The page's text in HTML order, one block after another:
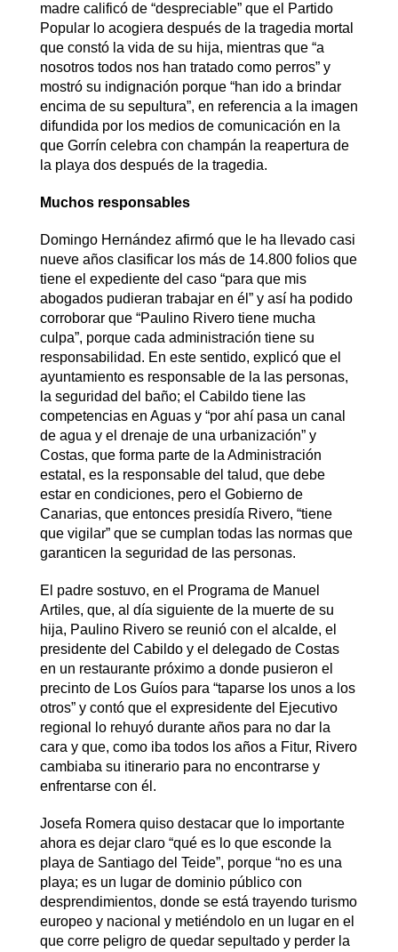
madre calificó de “despreciable” que el Partido
Popular lo acogiera después de la tragedia mortal
que constó la vida de su hija, mientras que “a
nosotros todos nos han tratado como perros” y
mostró su indignación porque “han ido a brindar
encima de su sepultura”, en referencia a la imagen
difundida por los medios de comunicación en la
que Gorrín celebra con champán la reapertura de
la playa dos después de la tragedia.
Muchos responsables
Domingo Hernández afirmó que le ha llevado casi
nueve años clasificar los más de 14.800 folios que
tiene el expediente del caso “para que mis
abogados pudieran trabajar en él” y así ha podido
corroborar que “Paulino Rivero tiene mucha
culpa”, porque cada administración tiene su
responsabilidad. En este sentido, explicó que el
ayuntamiento es responsable de la las personas,
la seguridad del baño; el Cabildo tiene las
competencias en Aguas y “por ahí pasa un canal
de agua y el drenaje de una urbanización” y
Costas, que forma parte de la Administración
estatal, es la responsable del talud, que debe
estar en condiciones, pero el Gobierno de
Canarias, que entonces presidía Rivero, “tiene
que vigilar” que se cumplan todas las normas que
garanticen la seguridad de las personas.
El padre sostuvo, en el Programa de Manuel
Artiles, que, al día siguiente de la muerte de su
hija, Paulino Rivero se reunió con el alcalde, el
presidente del Cabildo y el delegado de Costas
en un restaurante próximo a donde pusieron el
precinto de Los Guíos para “taparse los unos a los
otros” y contó que el expresidente del Ejecutivo
regional lo rehuyó durante años para no dar la
cara y que, como iba todos los años a Fitur, Rivero
cambiaba su itinerario para no encontrarse y
enfrentarse con él.
Josefa Romera quiso destacar que lo importante
ahora es dejar claro “qué es lo que esconde la
playa de Santiago del Teide”, porque “no es una
playa; es un lugar de dominio público con
desprendimientos, donde se está trayendo turismo
europeo y nacional y metiéndolo en un lugar en el
que corre peligro de quedar sepultado y perder la